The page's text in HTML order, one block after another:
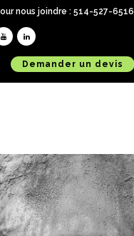
nous joindre : 514-527-6516
Demander un devis